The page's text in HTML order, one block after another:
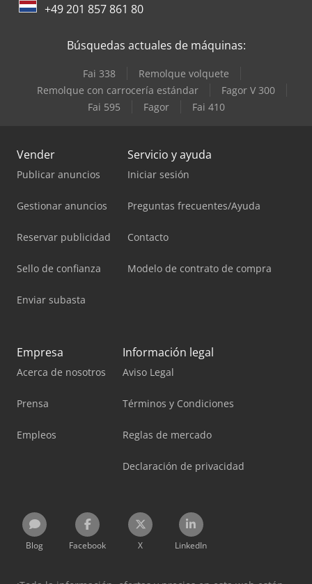
+49 201 857 861 80
Búsquedas actuales de máquinas:
Fai 338
Remolque volquete
Remolque con carrocería estándar
Fagor V 300
Fai 595
Fagor Fai 410
Vender
Publicar anuncios
Gestionar anuncios
Reservar publicidad
Sello de confianza
Enviar subasta
Servicio y ayuda
Iniciar sesión
Preguntas frecuentes/Ayuda
Contacto
Modelo de contrato de compra
Empresa
Acerca de nosotros
Prensa
Empleos
Información legal
Aviso Legal
Términos y Condiciones
Reglas de mercado
Declaración de privacidad
Blog Facebook X LinkedIn